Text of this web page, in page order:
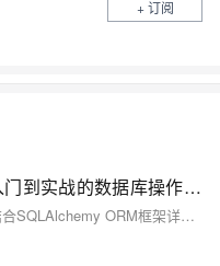
+ 订阅
Python SQLAlchemy模块：从入门到实战的数据库操作指南
免费提供Python+PyCharm编程环境，结合SQLAlchemy ORM框架详解数据库开发。涵盖连接配置、模型定义、CRUD操作、事务控制及Alembic迁移工具，以电商订单系统为例，深入讲解高并发场景下的性能优化与最佳实践，助你高效构建数据驱动应用。